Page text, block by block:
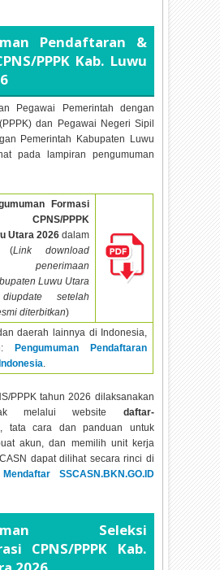
Pendaftaran &
PPPK Kab. Luwu
Pegawai Pemerintah dengan
dan Pegawai Negeri Sipil
Pemerintah Kabupaten Luwu
pada lampiran pengumuman
Formasi
CPNS/PPPK
Utara2026 dalam
(Link download
penerimaan
Luwu Utara
setelah
diterbitkan)
daerah lainnya di Indonesia,
Pengumuman Pendaftaran
.
PPPK tahun2026 dilaksanakan
melalui website daftar-
, tata cara dan panduan untuk
akun, dan memilih unit kerja
dapat dilihat secara rinci di
SSCASN.BKN.GO.ID
Seleksi
CPNS/PPPK Kab.